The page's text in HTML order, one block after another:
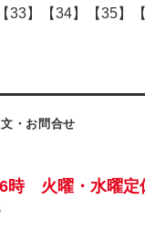
】【34】【35】【
・お問合せ
時 火曜・水曜定